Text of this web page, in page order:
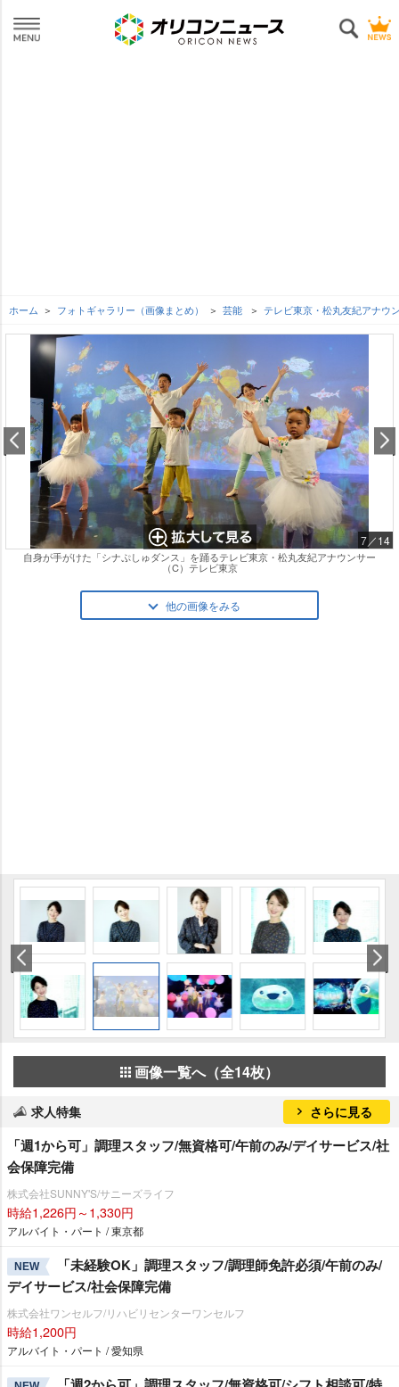
ホーム フォトギャラリー（画像まとめ） 芸能 テレビ東京・松丸友紀アナウ
7／14
自身が手がけた「シナぷしゅダンス」を踊るテレビ東京・松丸友紀アナウンサー
（C）テレビ東京
他の画像をみる
画像一覧へ（全14枚）
求人特集 さらに見る
「週1から可」調理スタッフ/無資格可/午前のみ/デイサービス/社
会保障完備
株式会社SUNNY'S/サニーズライフ
時給1,226円～1,330円
アルバイト・パート / 東京都
NEW
「未経験OK」調理スタッフ/調理師免許必須/午前のみ/
デイサービス/社会保障完備
株式会社ワンセルフ/リハビリセンターワンセルフ
時給1,200円
アルバイト・パート / 愛知県